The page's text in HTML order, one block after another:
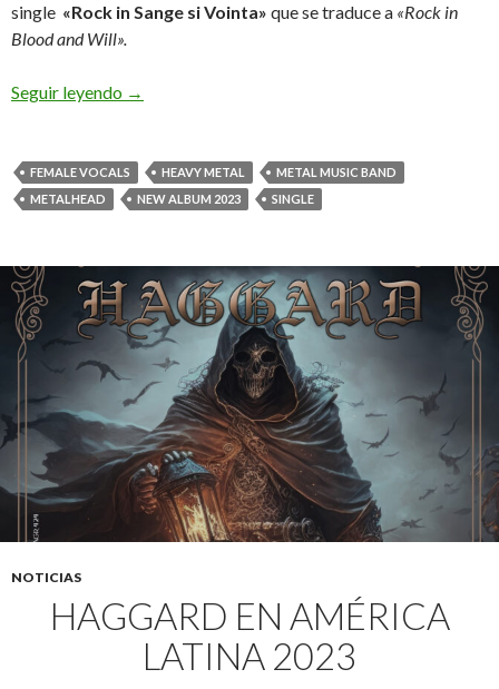
single «Rock in Sange si Vointa» que se traduce a «Rock in
Blood and Will».
Seguir leyendo Scarlet Aura Presenta el single «Rock in Sange si
→
FEMALE VOCALS HEAVY METAL
METAL MUSIC BAND
METALHEAD
NEW ALBUM 2023 SINGLE
NOTICIAS
HAGGARD EN AMÉRICA
LATINA 2023